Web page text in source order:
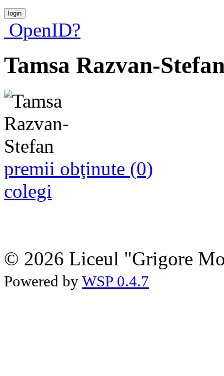
OpenID?
Tamsa Razvan-
premii obţinute (0)
colegi
© 2026 Liceul "Grigore
Powered by WSP 0.4.7